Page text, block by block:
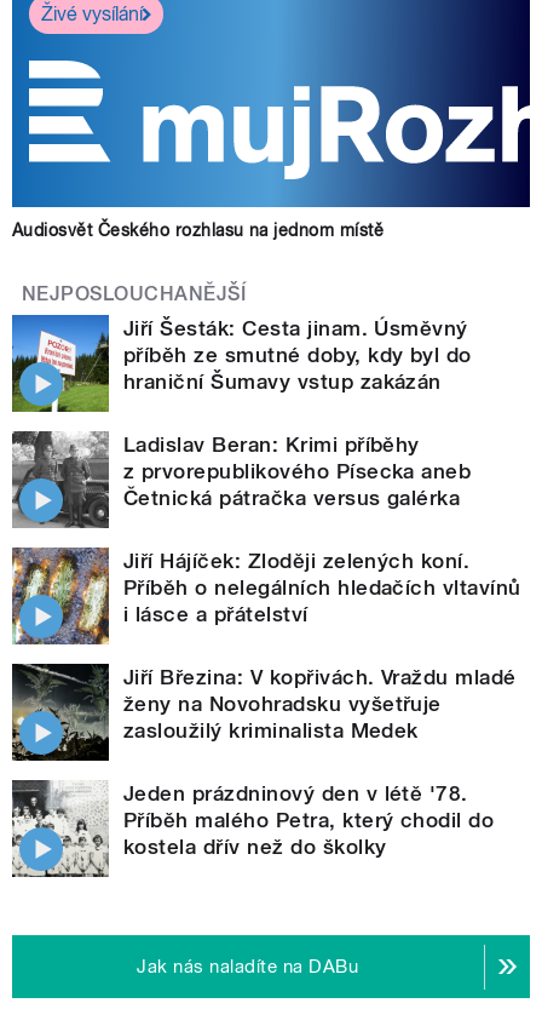
Živé vysílání
Audiosvět Českého rozhlasu na jednom místě
NEJPOSLOUCHANĚJŠÍ
Jiří Šesták: Cesta jinam. Úsměvný
příběh ze smutné doby, kdy byl do
hraniční Šumavy vstup zakázán
Ladislav Beran: Krimi příběhy
z prvorepublikového Písecka aneb
Četnická pátračka versus galérka
Jiří Hájíček: Zloději zelených koní.
Příběh o nelegálních hledačích vltavínů
i lásce a přátelství
Jiří Březina: V kopřivách. Vraždu mladé
ženy na Novohradsku vyšetřuje
zasloužilý kriminalista Medek
Jeden prázdninový den v létě '78.
Příběh malého Petra, který chodil do
kostela dřív než do školky
Jak nás naladíte na DABu